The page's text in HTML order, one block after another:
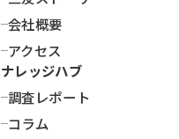
会社概要
アクセス
ナレッジハブ
調査レポート
コラム